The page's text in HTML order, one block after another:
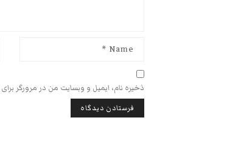
ذخیره نام، ایمیل و وبسایت من در مرورگر